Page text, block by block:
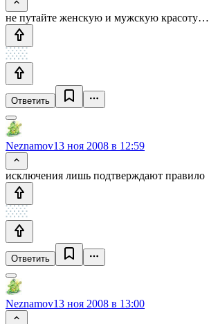
не путайте женскую и мужскую красоту…
Ответить
Neznamov13 ноя 2008 в 12:59
исключения лишь подтверждают правило
Ответить
Neznamov13 ноя 2008 в 13:00